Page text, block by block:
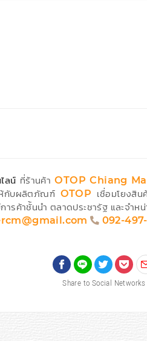
ลน์ ที่ร้านค้าOTOP Chiang
ห้กับผลิตภัณฑ์ OTOP
เชื่อมโยงสิ
รค้าชั้นนำ ตลาดประชารัฐ และจำห
092-
Share to Social Networks